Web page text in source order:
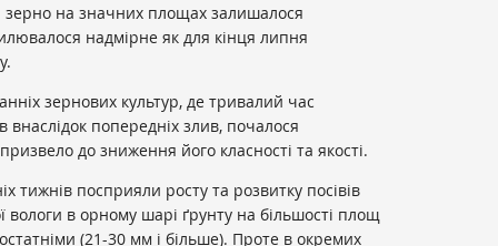
на значних площах залишалося
надмірне як для кінця липня
зернових культур, де тривалий час
внаслідок попередніх злив, почалося
до зниження його класності та якості.
тижнів посприяли росту та розвитку посівів
в орному шарі ґрунту на більшості площ
(21-30 мм і більше). Проте в окремих